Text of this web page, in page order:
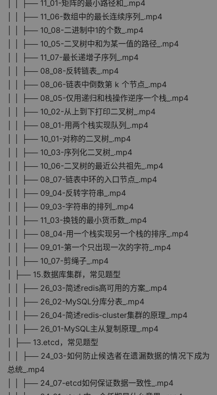
│ │ ├── 11_01-矩阵的最小路径和_.mp4
│ │ ├── 11_06-数组中的最长连续序列_.mp4
│ │ ├── 10_08-二进制中1的个数_.mp4
│ │ ├── 10_05-二叉树中和为某一值的路径_.mp4
│ │ ├── 11_07-最长递增子序列_.mp4
│ │ ├── 08_08-反转链表_.mp4
│ │ ├── 08_06-链表中倒数第 k 个节点_.mp4
│ │ ├── 08_05-仅用递归和栈操作逆序一个栈_.mp4
│ │ ├── 10_02-从上到下打印二叉树_.mp4
│ │ ├── 08_01-用两个栈实现队列_.mp4
│ │ ├── 10_01-对称的二叉树_.mp4
│ │ ├── 10_03-序列化二叉树_.mp4
│ │ ├── 10_06-二叉树的最近公共祖先_.mp4
│ │ ├── 08_07-链表中环的入口节点_.mp4
│ │ ├── 09_04-反转字符串_.mp4
│ │ ├── 09_03-字符串的排列_.mp4
│ │ ├── 11_03-换钱的最小货币数_.mp4
│ │ ├── 08_04-用一个栈实现另一个栈的排序_.mp4
│ │ ├── 09_01-第一个只出现一次的字符_.mp4
│ │ ├── 10_07-剪绳子_.mp4
│ ├── 15.数据库集群，常见题型
│ │ ├── 26_03-简述redis高可用的方案_.mp4
│ │ ├── 26_02-MySQL分库分表_.mp4
│ │ ├── 26_04-简述redis-cluster集群的原理_.mp4
│ │ ├── 26_01-MySQL主从复制原理_.mp4
│ ├── 13.etcd，常见题型
│ │ ├── 24_03-如何防止候选者在遗漏数据的情况下成为
总统_.mp4
│ │ ├── 24_07-etcd如何保证数据一致性_.mp4